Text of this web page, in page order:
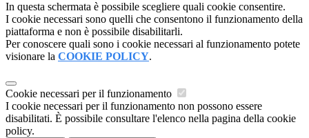
In questa schermata è possibile scegliere quali cookie consentire.
I cookie necessari sono quelli che consentono il funzionamento della
piattaforma e non è possibile disabilitarli.
Per conoscere quali sono i cookie necessari al funzionamento potete
visionare la COOKIE POLICY.
Cookie necessari per il funzionamento
I cookie necessari per il funzionamento non possono essere
disabilitati. È possibile consultare l'elenco nella pagina della cookie
policy.